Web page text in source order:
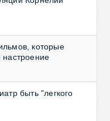
которые
настроение
быть "легкого